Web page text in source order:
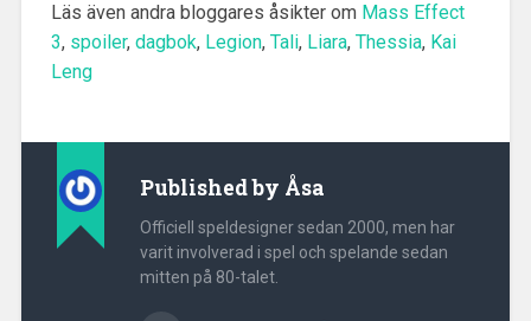
Läs även andra bloggares åsikter om Mass Effect
3, spoiler, dagbok, Legion, Tali, Liara, Thessia, Kai
Leng
Published by Åsa
Officiell speldesigner sedan 2000, men har
varit involverad i spel och spelande sedan
mitten på 80-talet.